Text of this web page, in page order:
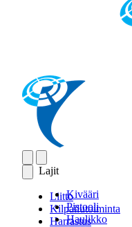
Lajit
Kivääri
Pistooli
Haulikko
Liitto
Kilpailutoiminta
Harrastus